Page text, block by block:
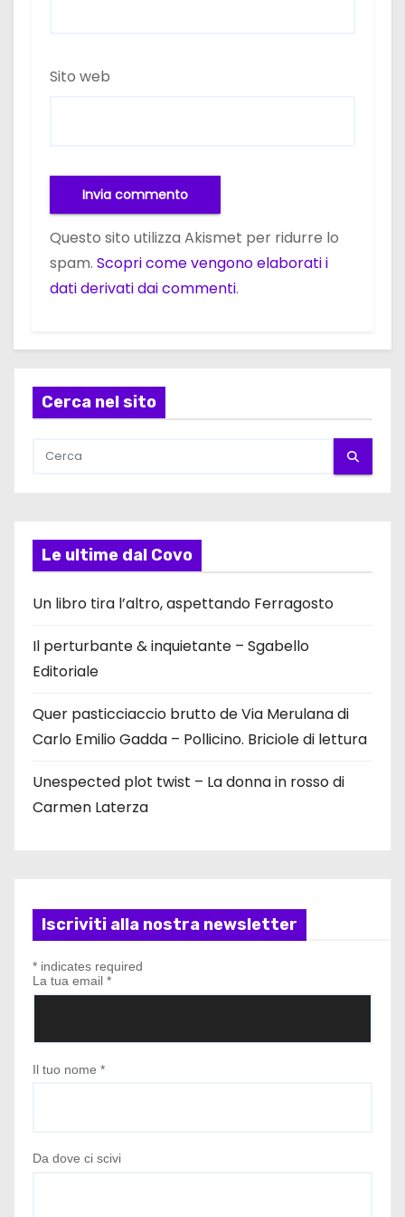
Sito web
Questo sito utilizza Akismet per ridurre lo
spam. Scopri come vengono elaborati i
dati derivati dai commenti.
Cerca nel sito
Le ultime dal Covo
Un libro tira l’altro, aspettando Ferragosto
Il perturbante & inquietante – Sgabello
Editoriale
Quer pasticciaccio brutto de Via Merulana di
Carlo Emilio Gadda – Pollicino. Briciole di lettura
Unespected plot twist – La donna in rosso di
Carmen Laterza
Iscriviti alla nostra newsletter
* indicates required
La tua email *
Il tuo nome *
Da dove ci scivi